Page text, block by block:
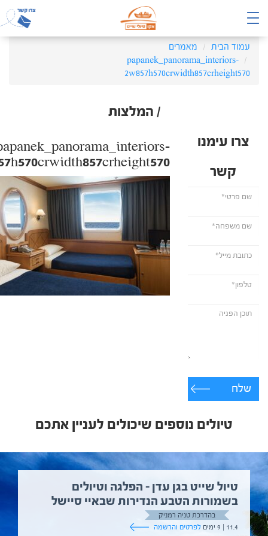
עמוד הבית
מאמרים
papanek_panorama_interiors-
2w857h570crwidth857crheight570
/ המלצות
צרו עימנו
קשר
שלח
טיולים נוספים שיכולים לעניין אתכם
טיול שייט בגן עדן – הפלגה וטיולים
בשמורות הטבע הנדירות שבאיי סיישל
בהדרכת טניה רמניק
11.4 | 9 ימים
לפרטים והרשמה